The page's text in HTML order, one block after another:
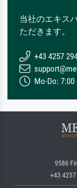
当社のエキス
ただきます。
+43 4257
Mo-Do: 7:00
9586
+43